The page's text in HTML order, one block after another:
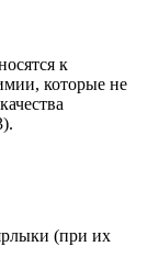
к
которые не
(при их